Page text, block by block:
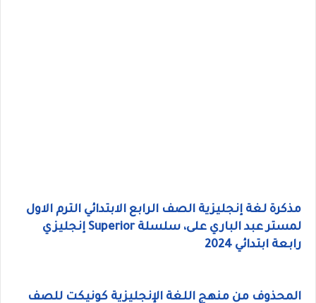
مذكرة لغة إنجليزية الصف الرابع الابتدائي الترم الاول
لمستر عبد الباري على، سلسلة Superior إنجليزي
رابعة ابتدائي 2024
المحذوف من منهج اللغة الإنجليزية كونيكت للصف